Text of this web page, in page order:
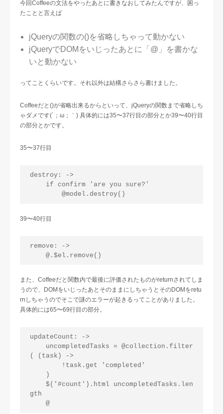
今回Coffeeの文法をやったあとに書きなおしてみたんですが、困っ
たことと言えば
jQueryの関数の()を省略しちゃって動かない
jQueryでDOMをいじったあとに「@」を書かな
いと動かない
ってことくらいです。それ以外は結構さらさら書けました。
Coffeeだと()が省略出来るからといって、jQueryの関数まで省略しち
ゃダメです(´；ω；｀) 具体的には35〜37行目の部分とか39〜40行目
の部分とかです。
35〜37行目
destroy: ->
39〜40行目
remove: ->
また、Coffeeだと関数内で最後に評価されたものがreturnされてしま
うので、DOMをいじったあとそのままにしちゃうとそのDOMをretu
rnしちゃうのでそこで謎のエラーが起きるってことがありました。
具体的には65〜69行目の部分。
updateCount: ->
( (task) ->
gth
    @